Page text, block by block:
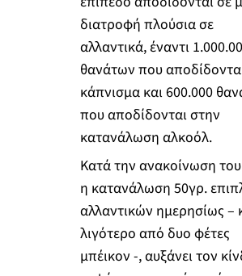
διατροφή πλούσια σε
αλλαντικά, έναντι
θανάτων που
κάπνισμα και 600.000
που αποδίδονται στην
κατανάλωση αλκοόλ.
Κατά την ανακοίνωση
η κατανάλωση 50γρ.
αλλαντικών ημερησίως –
λιγότερο από δυο φέτες
μπέικον -, αυξάνει τον